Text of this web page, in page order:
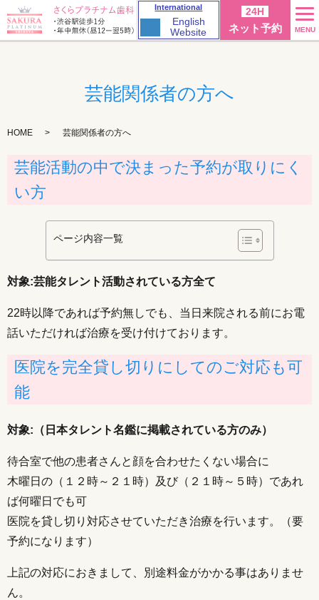
International
English
Website
24H
ネット予約 MENU
芸能関係者の方へ
HOME 芸能関係者の方へ
芸能活動の中で決まった予約が取りにく
い方
ページ内容一覧
対象:芸能タレント活動されている方全て
22時以降であれば予約無しでも、当日来院される前にお電
話いただければ治療を受け付けております。
医院を完全貸し切りにしてのご対応も可
能
対象:（日本タレント名鑑に掲載されている方のみ）
待合室で他の患者さんと顔を合わせたくない場合に
木曜日の（１２時～２１時）及び（２１時～５時）であれ
ば何曜日でも可
医院を貸し切り対応させていただき治療を行います。（要
予約になります）
上記の対応におきまして、別途料金がかかる事はありませ
ん。